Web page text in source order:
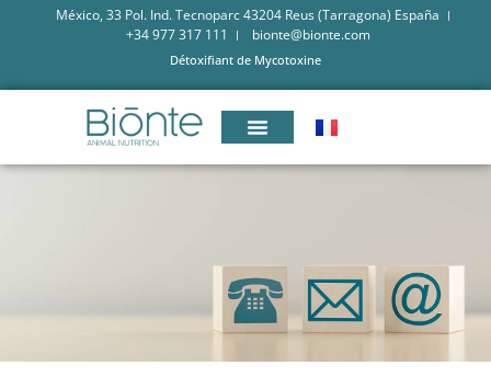
México, 33 Pol. Ind. Tecnoparc 43204 Reus (Tarragona) España
+34 977 317 111
bionte@bionte.com
Détoxifiant de Mycotoxine